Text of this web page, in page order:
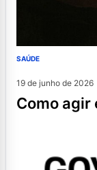
SAÚDE
19 de junho de 2026
como